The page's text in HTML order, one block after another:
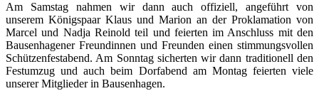
Am Samstag nahmen wir dann auch offiziell, angeführt von
unserem Königspaar Klaus und Marion an der Proklamation von
Marcel und Nadja Reinold teil und feierten im Anschluss mit den
Bausenhagener Freundinnen und Freunden einen stimmungsvollen
Schützenfestabend. Am Sonntag sicherten wir dann traditionell den
Festumzug und auch beim Dorfabend am Montag feierten viele
unserer Mitglieder in Bausenhagen.